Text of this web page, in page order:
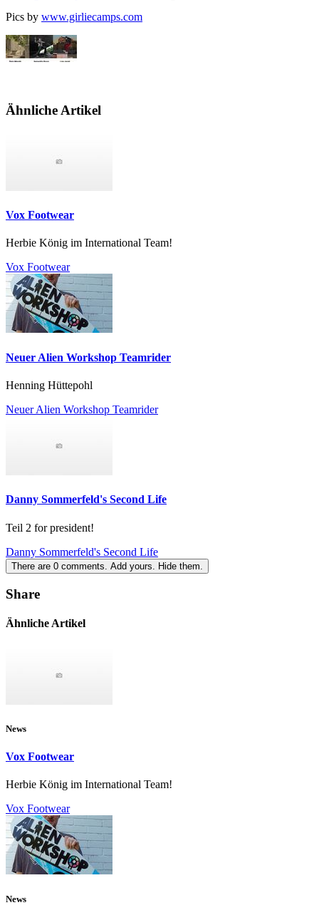
Pics by www.girliecamps.com
Ähnliche Artikel
Vox Footwear
Herbie König im International Team!
Vox Footwear
Neuer Alien Workshop Teamrider
Henning Hüttepohl
Neuer Alien Workshop Teamrider
Danny Sommerfeld's Second Life
Teil 2 for president!
Danny Sommerfeld's Second Life
There are 0 comments. Add yours. Hide them.
Share
Ähnliche Artikel
News
Vox Footwear
Herbie König im International Team!
Vox Footwear
News